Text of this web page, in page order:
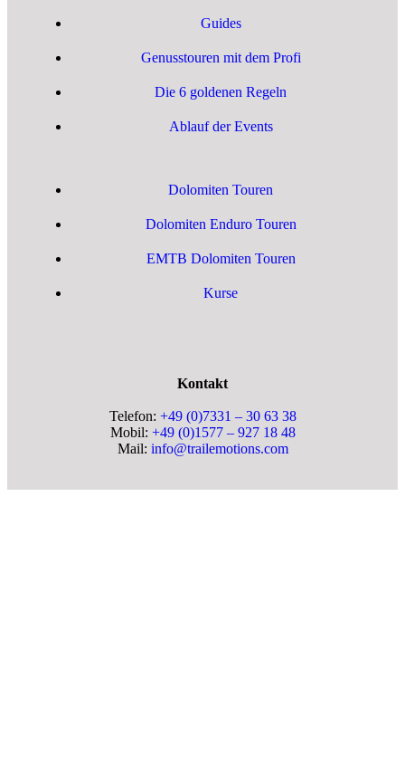
Guides
Genusstouren mit dem Profi
Die 6 goldenen Regeln
Ablauf der Events
Dolomiten Touren
Dolomiten Enduro Touren
EMTB Dolomiten Touren
Kurse
Kontakt
Telefon: +49 (0)7331 – 30 63 38
Mobil: +49 (0)1577 – 927 18 48
Mail: info@trailemotions.com